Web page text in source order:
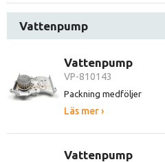
Vattenpump
Vattenpump
VP-810143
Packning medföljer
Läs mer ›
Vattenpump